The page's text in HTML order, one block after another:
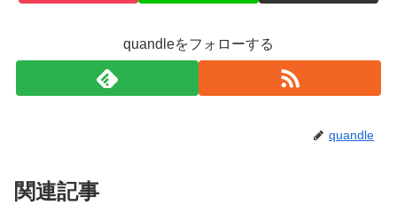
quandleをフォローする
quandle
関連記事